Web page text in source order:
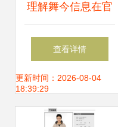
理解舞今信息在官
方更新中的应用与
挑战
查看详情
更新时间：2026-08-04
18:39:29